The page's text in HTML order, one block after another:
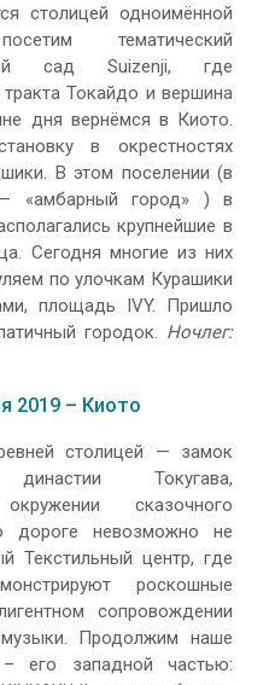
столицей одноимённой
тематический
сад Suizenji, где
Токайдо и вершина
дня вернёмся в Киото.
в окрестностях
В этом поселении (в
«амбарный город» ) в
крупнейшие в
Сегодня многие из них
по улочкам Курашики
площадь IVY. Пришло
городок. Ночлег:
2019 – Киото
столицей — замок
Токугава,
сказочного
дороге невозможно не
Текстильный центр, где
роскошные
сопровождении
Продолжим наше
его западной частью: